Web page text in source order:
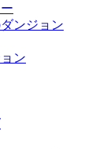
ンジョン
ン